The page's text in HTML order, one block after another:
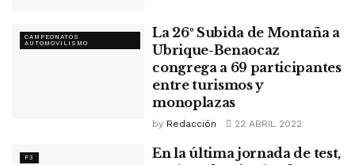
CAMPEONATOS
AUTOMOVILISMO
La 26º Subida de Montaña a
Ubrique-Benaocaz
congrega a 69 participantes
entre turismos y
monoplazas
by Redacción 22 ABRIL 2022
F3
En la última jornada de test,